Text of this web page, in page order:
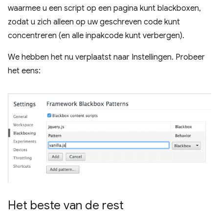
waarmee u een script op een pagina kunt blackboxen,
zodat u zich alleen op uw geschreven code kunt
concentreren (en alle inpakcode kunt verbergen).
We hebben het nu verplaatst naar Instellingen. Probeer
het eens:
Het beste van de rest